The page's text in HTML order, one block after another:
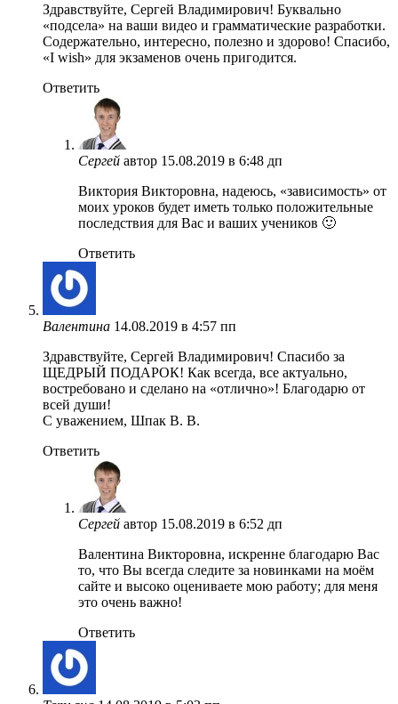
Здравствуйте, Сергей Владимирович! Буквально
«подсела» на ваши видео и грамматические разработки.
Содержательно, интересно, полезно и здорово! Спасибо,
«I wish» для экзаменов очень пригодится.
Ответить
Сергей автор 15.08.2019 в 6:48 дп
Виктория Викторовна, надеюсь, «зависимость» от
моих уроков будет иметь только положительные
последствия для Вас и ваших учеников 🙂
Ответить
Валентина 14.08.2019 в 4:57 пп
Здравствуйте, Сергей Владимирович! Спасибо за
ЩЕДРЫЙ ПОДАРОК! Как всегда, все актуально,
востребовано и сделано на «отлично»! Благодарю от
всей души!
С уважением, Шпак В. В.
Ответить
Сергей автор 15.08.2019 в 6:52 дп
Валентина Викторовна, искренне благодарю Вас
то, что Вы всегда следите за новинками на моём
сайте и высоко оцениваете мою работу; для меня
это очень важно!
Ответить